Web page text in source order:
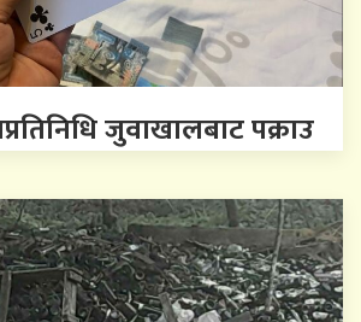
जुवाखालबाट पक्राउ